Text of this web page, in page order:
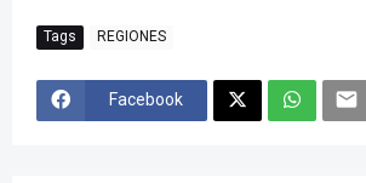
Tags REGIONES
Facebook